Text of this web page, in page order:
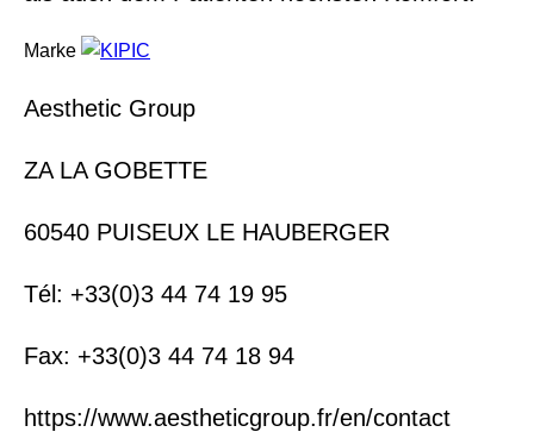
Marke
Aesthetic Group
ZA LA GOBETTE
60540 PUISEUX LE HAUBERGER
Tél: +33(0)3 44 74 19 95
Fax: +33(0)3 44 74 18 94
https://www.aestheticgroup.fr/en/contact